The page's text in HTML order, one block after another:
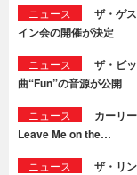
ニュース
ザ・ゲ
イン会の開催が決定
ニュース
ザ・ビ
曲“Fun”の音源が公開
ニュース
カーリ
Leave Me on the…
ニュース
ザ・リ